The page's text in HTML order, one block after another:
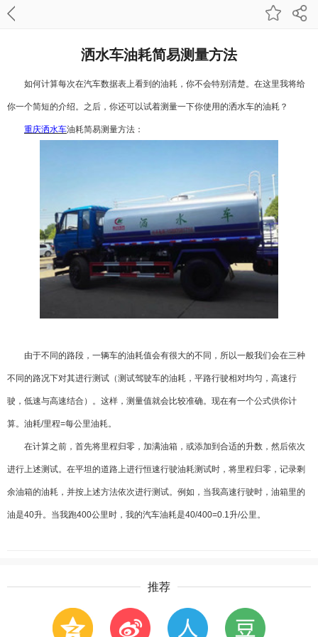
洒水车油耗简易测量方法
如何计算每次在汽车数据表上看到的油耗，你不会特别清楚。在这里我将给
你一个简短的介绍。之后，你还可以试着测量一下你使用的洒水车的油耗？
重庆洒水车油耗简易测量方法：
由于不同的路段，一辆车的油耗值会有很大的不同，所以一般我们会在三种
不同的路况下对其进行测试（测试驾驶车的油耗，平路行驶相对均匀，高速行
驶，低速与高速结合）。这样，测量值就会比较准确。现在有一个公式供你计
算。油耗/里程=每公里油耗。
在计算之前，首先将里程归零，加满油箱，或添加到合适的升数，然后依次
进行上述测试。在平坦的道路上进行恒速行驶油耗测试时，将里程归零，记录剩
余油箱的油耗，并按上述方法依次进行测试。例如，当我高速行驶时，油箱里的
油是40升。当我跑400公里时，我的汽车油耗是40/400=0.1升/公里。
推荐